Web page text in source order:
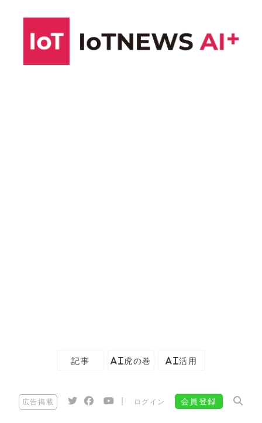
記事 AI虎の巻 AI活用
広告掲載 ログイン 会員登録